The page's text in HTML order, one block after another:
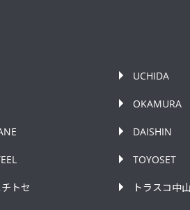
UCHIDA
OKAMURA
DAISHIN
TOYOSET
トセ トラスコ中山